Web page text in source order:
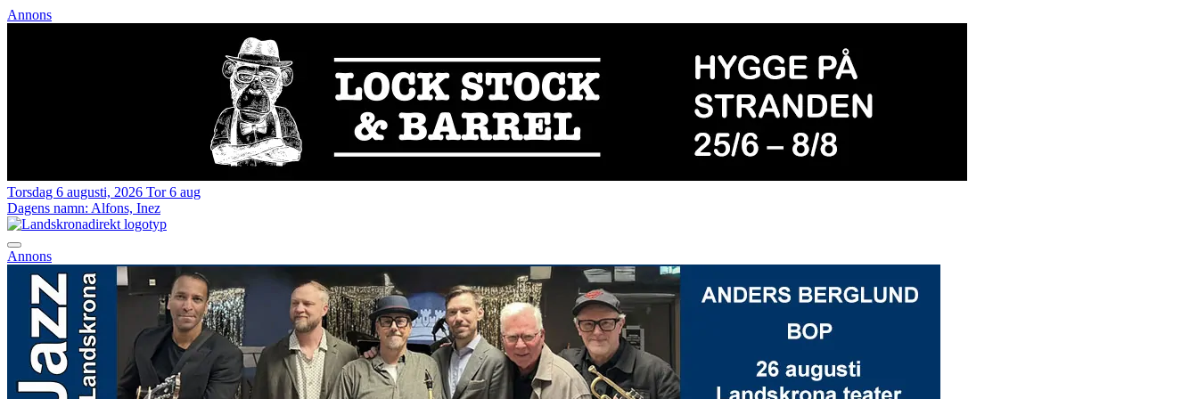
Annons
Torsdag 6 augusti, 2026 Tor 6 aug
Dagens namn: Alfons, Inez
Annons